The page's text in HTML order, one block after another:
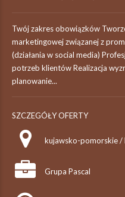
Twój zakres obowiązków
marketingowej związanej z
(działania w social media)
potrzeb klientów Realizacja
planowanie...
SZCZEGÓŁY OFERTY
kujawsko-pomorskie /
Grupa Pascal